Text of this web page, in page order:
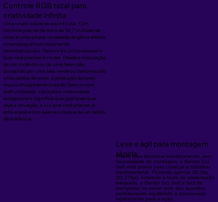
Controle RGB total para
criatividade infinita
Uma criatividade leve e infinita. Com
controle preciso de mais de 16,7 milhões de
cores e uma ampla variedade de géis e efeitos
cinematográficos totalmente
personalizáveis, Gemini é o único acessório
que você precisará no set. Desde a simulação
de um incêndio ou de uma televisão,
passando por uma tela verde ou combinando
uma paleta de cores, a produção de cores
maravilhosamente ricas do Gemini com
profundidade, vibração e intensidade
excepcionais significa que qualquer que
seja a situação, a luz que você precisa já
está acesa e com apenas o toque de um botão
de distância.
Leve e ágil para montagem
rápida
Pronto para funcionar imediatamente, sem
necessidade de montagem, o Gemini 2x1
Soft está pronto para começar a trabalhar
imediatamente. Pesando apenas 10,1kg
(22,27lbs), incluindo a fonte de alimentação
integrada, o Gemini 2x1 Soft é fácil de
transportar ou mover pelo seu aparelho,
perfeitamente equilibrado e posicionado
rapidamente para a ação.